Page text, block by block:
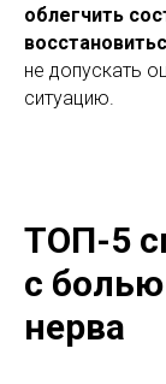
облегчить
не допускать
ситуацию.
ТОП-5
с
нерва